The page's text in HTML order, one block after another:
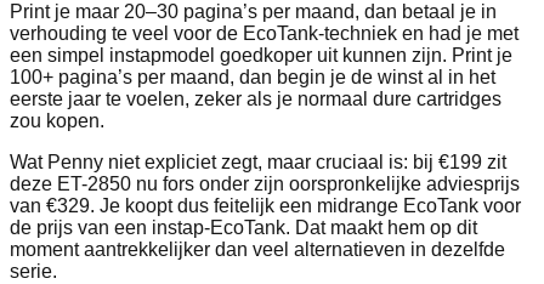
Print je maar 20–30 pagina’s per maand, dan betaal je in
verhouding te veel voor de EcoTank-techniek en had je met
een simpel instapmodel goedkoper uit kunnen zijn. Print je
100+ pagina’s per maand, dan begin je de winst al in het
eerste jaar te voelen, zeker als je normaal dure cartridges
zou kopen.
Wat Penny niet expliciet zegt, maar cruciaal is: bij €199 zit
deze ET-2850 nu fors onder zijn oorspronkelijke adviesprijs
van €329. Je koopt dus feitelijk een midrange EcoTank voor
de prijs van een instap-EcoTank. Dat maakt hem op dit
moment aantrekkelijker dan veel alternatieven in dezelfde
serie.